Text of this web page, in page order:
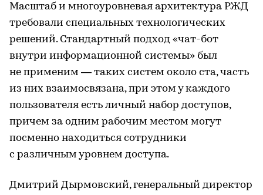
Масштаб и многоуровневая архитектура РЖД
требовали специальных технологических
решений. Стандартный подход «чат-бот
внутри информационной системы» был
не применим — таких систем около ста, часть
из них взаимосвязана, при этом у каждого
пользователя есть личный набор доступов,
причем за одним рабочим местом могут
посменно находиться сотрудники
с различным уровнем доступа.
Дмитрий Дырмовский, генеральный директор